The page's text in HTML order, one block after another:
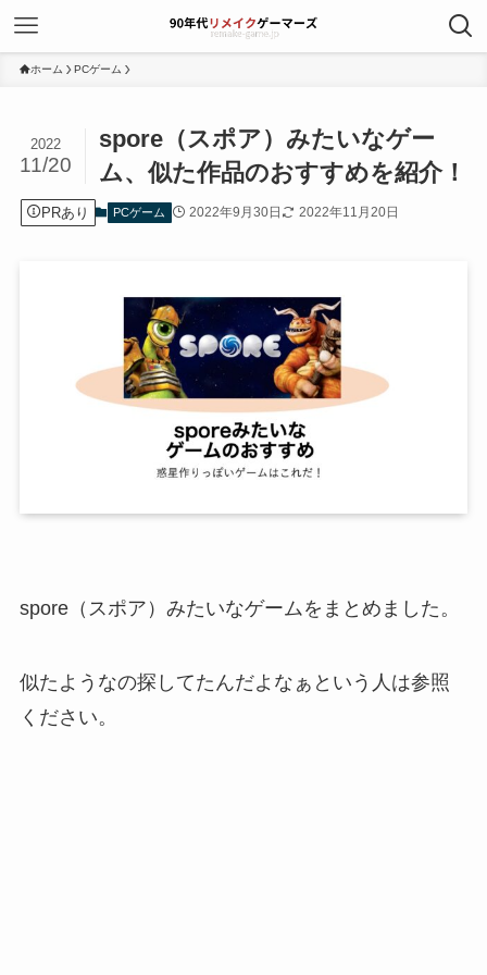
ホーム PCゲーム
spore（スポア）みたいなゲー
ム、似た作品のおすすめを紹介！
2022
11/20
PRあり PCゲーム 2022年9月30日 2022年11月20日
spore（スポア）みたいなゲームをまとめました。
似たようなの探してたんだよなぁという人は参照
ください。